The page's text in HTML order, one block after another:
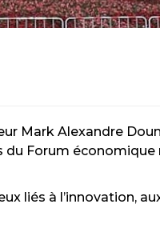
Mark Alexandre
Forum
liés à l’innovation,